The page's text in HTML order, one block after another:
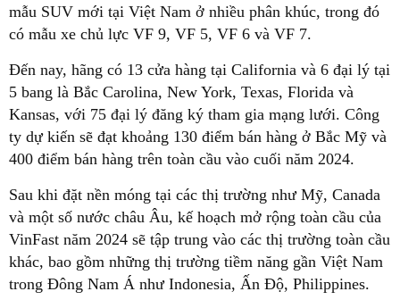
mẫu SUV mới tại Việt Nam ở nhiều phân khúc, trong đó
có mẫu xe chủ lực VF 9, VF 5, VF 6 và VF 7.
Đến nay, hãng có 13 cửa hàng tại California và 6 đại lý tại
5 bang là Bắc Carolina, New York, Texas, Florida và
Kansas, với 75 đại lý đăng ký tham gia mạng lưới. Công
ty dự kiến sẽ đạt khoảng 130 điểm bán hàng ở Bắc Mỹ và
400 điểm bán hàng trên toàn cầu vào cuối năm 2024.
Sau khi đặt nền móng tại các thị trường như Mỹ, Canada
và một số nước châu Âu, kế hoạch mở rộng toàn cầu của
VinFast năm 2024 sẽ tập trung vào các thị trường toàn cầu
khác, bao gồm những thị trường tiềm năng gần Việt Nam
trong Đông Nam Á như Indonesia, Ấn Độ, Philippines.